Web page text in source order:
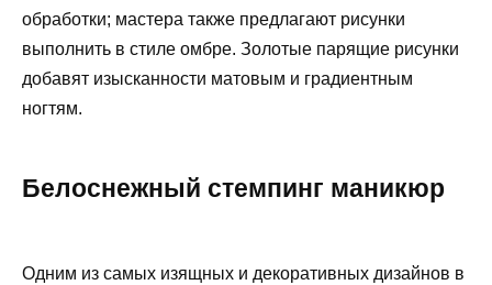
обработки; мастера также предлагают рисунки
выполнить в стиле омбре. Золотые парящие рисунки
добавят изысканности матовым и градиентным
ногтям.
Белоснежный стемпинг маникюр
Одним из самых изящных и декоративных дизайнов в